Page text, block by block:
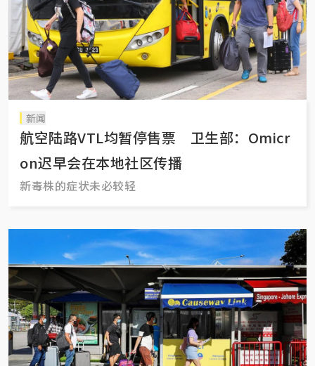
新闻
航空陆路VTL均暂停售票 卫生部：Omicr
on迟早会在本地社区传播
新毒株的症状未必较轻